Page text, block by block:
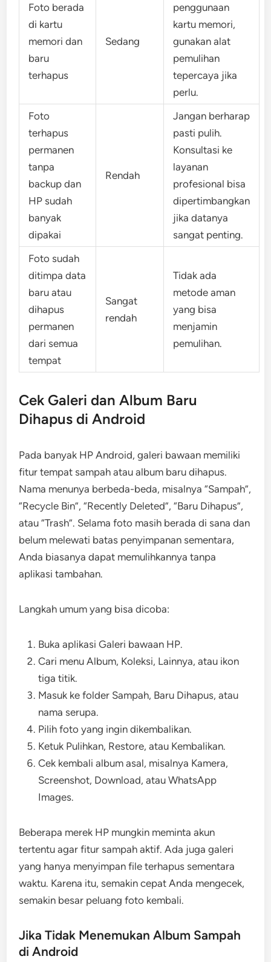
Foto berada
di kartu
memori dan
baru
terhapus
Sedang
penggunaan
kartu memori,
gunakan alat
pemulihan
tepercaya jika
perlu.
Foto
terhapus
permanen
tanpa
backup dan
HP sudah
banyak
dipakai
Rendah
Jangan berharap
pasti pulih.
Konsultasi ke
layanan
profesional bisa
dipertimbangkan
jika datanya
sangat penting.
Foto sudah
ditimpa data
baru atau
dihapus
permanen
dari semua
tempat
Sangat
rendah
Tidak ada
metode aman
yang bisa
menjamin
pemulihan.
Cek Galeri dan Album Baru
Dihapus di Android
Pada banyak HP Android, galeri bawaan memiliki
fitur tempat sampah atau album baru dihapus.
Nama menunya berbeda-beda, misalnya “Sampah”,
“Recycle Bin”, “Recently Deleted”, “Baru Dihapus”,
atau “Trash”. Selama foto masih berada di sana dan
belum melewati batas penyimpanan sementara,
Anda biasanya dapat memulihkannya tanpa
aplikasi tambahan.
Langkah umum yang bisa dicoba:
Buka aplikasi Galeri bawaan HP.
Cari menu Album, Koleksi, Lainnya, atau ikon
tiga titik.
Masuk ke folder Sampah, Baru Dihapus, atau
nama serupa.
Pilih foto yang ingin dikembalikan.
Ketuk Pulihkan, Restore, atau Kembalikan.
Cek kembali album asal, misalnya Kamera,
Screenshot, Download, atau WhatsApp
Images.
Beberapa merek HP mungkin meminta akun
tertentu agar fitur sampah aktif. Ada juga galeri
yang hanya menyimpan file terhapus sementara
waktu. Karena itu, semakin cepat Anda mengecek,
semakin besar peluang foto kembali.
Jika Tidak Menemukan Album Sampah
di Android